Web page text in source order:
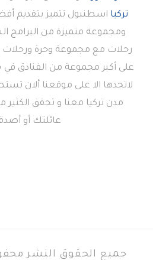
تركيا اسطنبول تتميز بتقديم
ومجموعة متميزة من البرامج
رحلات مع مجموعة وحرة ورحلات
على أكبر مجموعة من الفنادق في
لاتجدها الا على موقعنا ألان
مدن تركيا معنا و تحقق الكثير
عائلتك أو
جميع الحقوق النشر